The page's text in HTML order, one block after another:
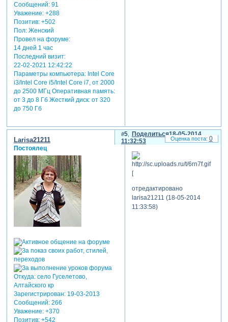
Сообщений:91
Уважение: +288
Позитив: +502
Пол:Женский
Провел на форуме:
14 дней 1 час
Последний визит:
22-02-2021 12:42:22
Параметры компьютера:Intel Core
i3/Intel Core i5/Intel Core i7, от 2000
до 2500 МГц Оперативная память:
от 3 до 8 Гб Жесткий диск: от 320
до 750 Гб
Поделиться
5
18-05-2014
11:32:53
Larisa21211
Постоялец
Откуда:село Гуселетово,
Алтайского кр
Зарегистрирован: 19-03-2013
Сообщений:266
Уважение: +370
Позитив: +542
[
отредактировано
larisa21211 (18-05-2014
11:33:58)
0